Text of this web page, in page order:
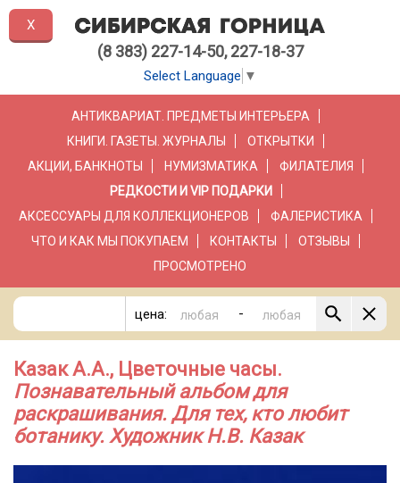
(8 383) 227-14-50, 227-18-37
Select Language ▼
АНТИКВАРИАТ. ПРЕДМЕТЫ ИНТЕРЬЕРА
КНИГИ. ГАЗЕТЫ. ЖУРНАЛЫ
ОТКРЫТКИ
АКЦИИ, БАНКНОТЫ
НУМИЗМАТИКА
ФИЛАТЕЛИЯ
РЕДКОСТИ И VIP ПОДАРКИ
АКСЕССУАРЫ ДЛЯ КОЛЛЕКЦИОНЕРОВ
ФАЛЕРИСТИКА
ЧТО И КАК МЫ ПОКУПАЕМ
КОНТАКТЫ
ОТЗЫВЫ
ПРОСМОТРЕНО
цена: -
Казак А.А., Цветочные часы.
Познавательный альбом для
раскрашивания. Для тех, кто любит
ботанику. Художник Н.В. Казак
X